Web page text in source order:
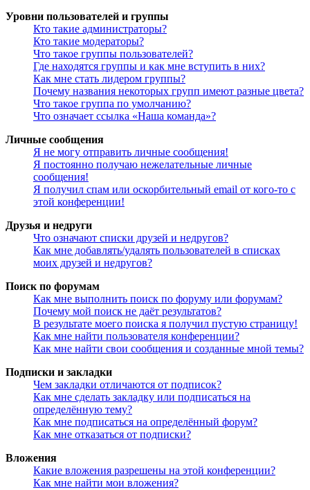
Уровни пользователей и группы
Кто такие администраторы?
Кто такие модераторы?
Что такое группы пользователей?
Где находятся группы и как мне вступить в них?
Как мне стать лидером группы?
Почему названия некоторых групп имеют разные цвета?
Что такое группа по умолчанию?
Что означает ссылка «Наша команда»?
Личные сообщения
Я не могу отправить личные сообщения!
Я постоянно получаю нежелательные личные
сообщения!
Я получил спам или оскорбительный email от кого-то с
этой конференции!
Друзья и недруги
Что означают списки друзей и недругов?
Как мне добавлять/удалять пользователей в списках
моих друзей и недругов?
Поиск по форумам
Как мне выполнить поиск по форуму или форумам?
Почему мой поиск не даёт результатов?
В результате моего поиска я получил пустую страницу!
Как мне найти пользователя конференции?
Как мне найти свои сообщения и созданные мной темы?
Подписки и закладки
Чем закладки отличаются от подписок?
Как мне сделать закладку или подписаться на
определённую тему?
Как мне подписаться на определённый форум?
Как мне отказаться от подписки?
Вложения
Какие вложения разрешены на этой конференции?
Как мне найти мои вложения?